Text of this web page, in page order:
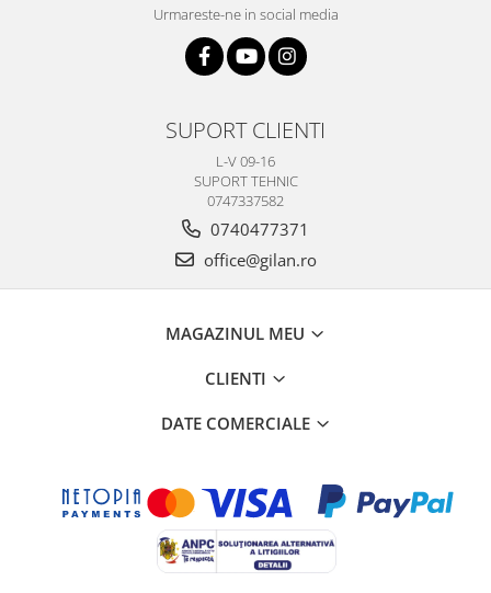
Urmareste-ne in social media
SUPORT CLIENTI
L-V 09-16
SUPORT TEHNIC
0747337582
0740477371
office@gilan.ro
MAGAZINUL MEU
CLIENTI
DATE COMERCIALE